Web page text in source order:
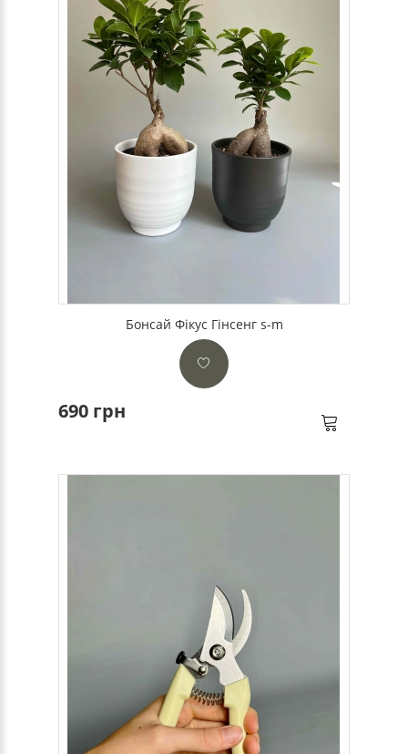
Бонсай Фікус Гінсенг s-m
690 грн